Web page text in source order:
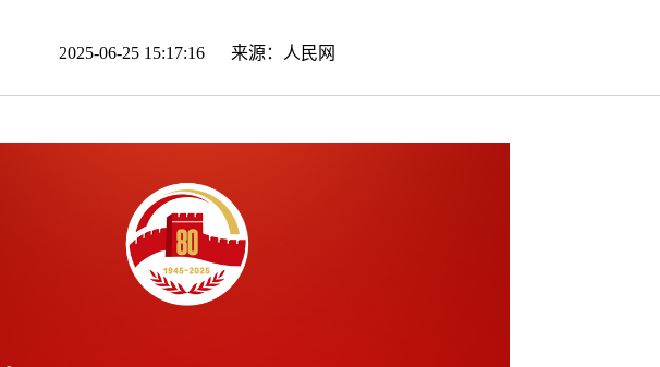
2025-06-25 15:17:16 来源： 人民网